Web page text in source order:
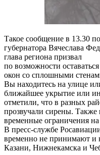
Такое сообщение в 13.30
губернатора Вячеслава
глава региона призвал
по возможности
окон со сплошными
Вы находитесь на улице
ближайшее укрытие или
отметили, что в разных
прозвучали сирены. Также
временные ограничения
В пресс-службе
временно не принимают и